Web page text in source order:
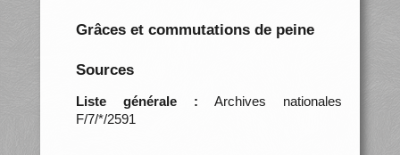
Grâces et commutations de peine
Sources
Liste générale : Archives nationales
F/7/*/2591